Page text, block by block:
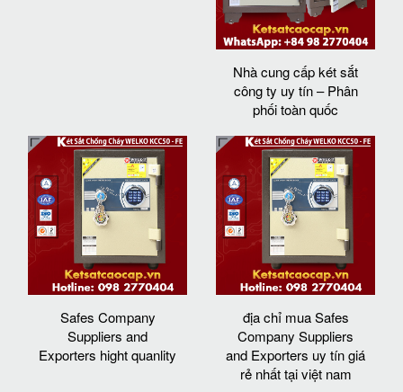
Nhà cung cấp két sắt
công ty uy tín – Phân
phối toàn quốc
Safes Company
Suppliers and
Exporters hight quanlity
địa chỉ mua Safes
Company Suppliers
and Exporters uy tín giá
rẻ nhất tại việt nam